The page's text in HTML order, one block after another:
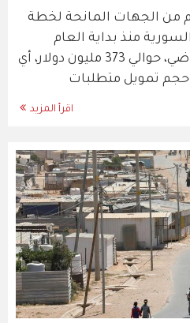
من الجهات المانحة لخطة
منذ بداية العام
الحالي وحتى نهاية آب الماضي، حوالي 373 مليون دولار، أي
اقرأ المزيد